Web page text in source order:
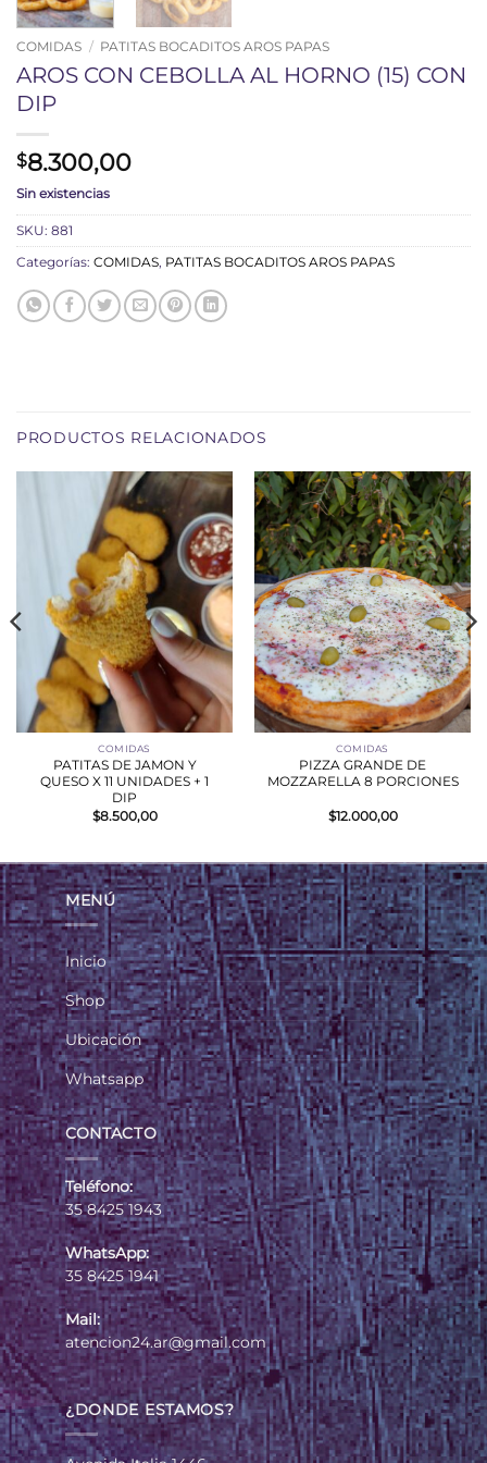
COMIDAS / PATITAS BOCADITOS AROS PAPAS
AROS CON CEBOLLA AL HORNO (15) CON
DIP
$8.300,00
Sin existencias
SKU: 881
Categorías: COMIDAS, PATITAS BOCADITOS AROS PAPAS
PRODUCTOS RELACIONADOS
COMIDAS
PATITAS DE JAMON Y
QUESO X 11 UNIDADES + 1
DIP
$8.500,00
COMIDAS
PIZZA GRANDE DE
MOZZARELLA 8 PORCIONES
$12.000,00
MENÚ
Inicio
Shop
Ubicación
Whatsapp
CONTACTO
Teléfono:
35 8425 1943
WhatsApp:
35 8425 1941
Mail:
atencion24.ar@gmail.com
¿DONDE ESTAMOS?